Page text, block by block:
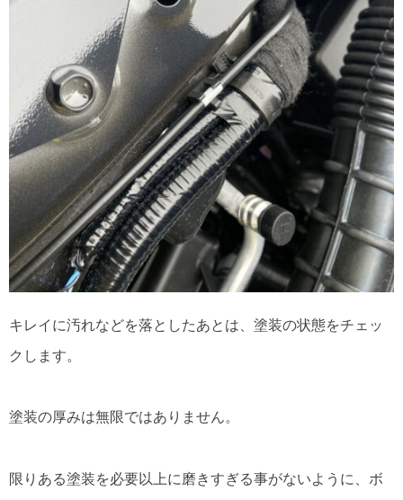
キレイに汚れなどを落としたあとは、塗装の状態をチェッ
クします。
塗装の厚みは無限ではありません。
限りある塗装を必要以上に磨きすぎる事がないように、ボ